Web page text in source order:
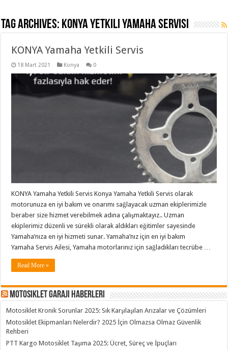
Tag Archives: Konya Yetkili yamaha servisi
KONYA Yamaha Yetkili Servis
18 Mart 2021 Konya 0
KONYA Yamaha Yetkili Servis Konya Yamaha Yetkili Servis olarak
motorunuza en iyi bakım ve onarımı sağlayacak uzman ekiplerimizle
beraber size hizmet verebilmek adına çalışmaktayız.. Uzman
ekiplerimiz düzenli ve sürekli olarak aldıkları eğitimler sayesinde
Yamaha‘nıza en iyi hizmeti sunar. Yamaha’nız için en iyi bakım
Yamaha Servis Ailesi, Yamaha motorlarınız için sağladıkları tecrübe …
Read More »
Motosiklet Garajı Haberleri
Motosiklet Kronik Sorunlar 2025: Sık Karşılaşılan Arızalar ve Çözümleri
Motosiklet Ekipmanları Nelerdir? 2025 İçin Olmazsa Olmaz Güvenlik
Rehberi
PTT Kargo Motosiklet Taşıma 2025: Ücret, Süreç ve İpuçları